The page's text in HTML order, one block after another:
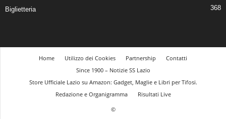
Biglietteria 368
Home Utilizzo dei Cookies Partnership
Contatti
Since 1900 – Notizie SS Lazio
Store Ufficiale Lazio su Amazon: Gadget, Maglie e Libri per Tifosi.
Redazione e Organigramma
Risultati Live
©